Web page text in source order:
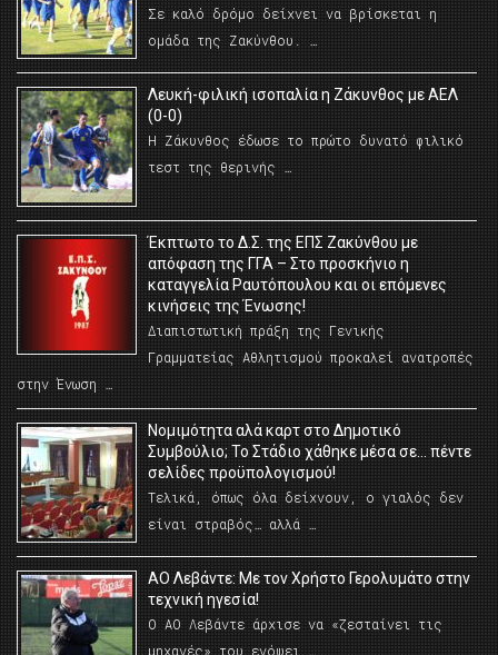
Σε καλό δρόμο δείχνει να βρίσκεται η
ομάδα της Ζακύνθου. …
Λευκή-φιλική ισοπαλία η Ζάκυνθος με ΑΕΛ
(0-0)
Η Ζάκυνθος έδωσε το πρώτο δυνατό φιλικό
τεστ της θερινής …
Έκπτωτο το Δ.Σ. της ΕΠΣ Ζακύνθου με
απόφαση της ΓΓΑ – Στο προσκήνιο η
καταγγελία Ραυτόπουλου και οι επόμενες
κινήσεις της Ένωσης!
Διαπιστωτική πράξη της Γενικής
Γραμματείας Αθλητισμού προκαλεί ανατροπές
στην Ένωση …
Νομιμότητα αλά καρτ στο Δημοτικό
Συμβούλιο; Το Στάδιο χάθηκε μέσα σε… πέντε
σελίδες προϋπολογισμού!
Τελικά, όπως όλα δείχνουν, ο γιαλός δεν
είναι στραβός… αλλά …
ΑΟ Λεβάντε: Με τον Χρήστο Γερολυμάτο στην
τεχνική ηγεσία!
Ο ΑΟ Λεβάντε άρχισε να «ζεσταίνει τις
μηχανές» του ενόψει …